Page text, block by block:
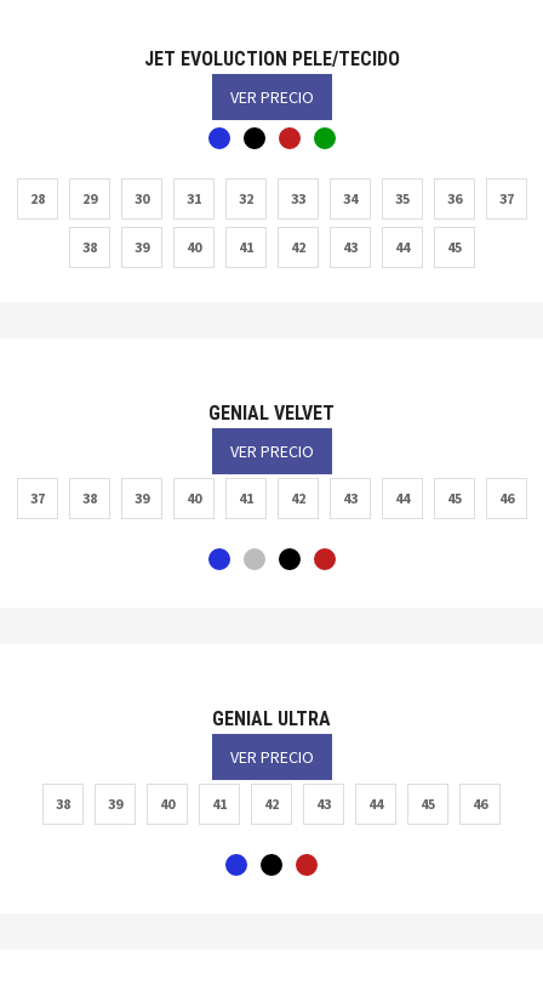
JET EVOLUCTION PELE/TECIDO
VER PRECIO
28 29 30 31 32 33 34 35 36 37
38 39 40 41 42 43 44 45
GENIAL VELVET
VER PRECIO
37 38 39 40 41 42 43 44 45 46
GENIAL ULTRA
VER PRECIO
38 39 40 41 42 43 44 45 46